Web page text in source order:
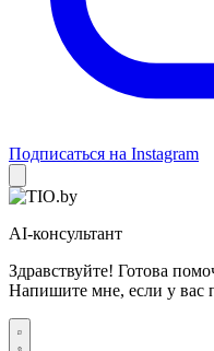
Подписаться на Instagram
AI-консультант
Здравствуйте! Готова
Напишите мне, если у вас